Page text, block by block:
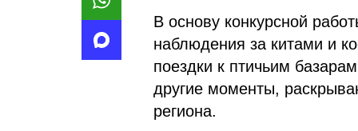
В основу конкурсной
наблюдения за китами и
поездки к птичьим
другие моменты,
региона.